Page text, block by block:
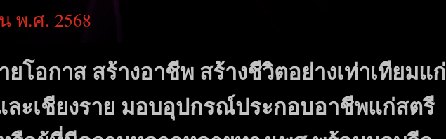
พ.ศ. 2568
โอกาส สร้างอาชีพ สร้างชีวิตอย่างเท่าเทียมแก่
ละเชียงราย มอบอุปกรณ์ประกอบอาชีพแก่สตรี